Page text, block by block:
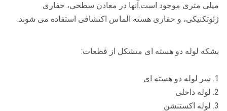
میلی متری موجود است.آنها در معادن سطحی، حفاری
ژئوتکنیکی، و حفاری هسته الماس اکتشافی استفاده می شوند.
بشکه لوله دو هسته ای متشکل از قطعات:
1. سر لوله دو هسته ای
2. لوله داخلی
3. لوله اکستنشن